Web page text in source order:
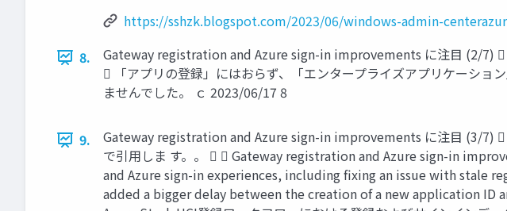
https://sshzk.blogspot.com/2023/06/windows-admin-
8.
Gateway registration and Azure sign-in improvements に注目 (2/7) 
 「アプリの登録」にはおらず、「エンタープライズアプリケーシ
ませんでした。 ｃ 2023/06/17 8
9.
Gateway registration and Azure sign-in improvements に注目 (3/7)
で引用しま す。。   Gateway registration and Azure sign-in
and Azure sign-in experiences, including fixing an issue with stale
added a bigger delay between the creation of a new application ID